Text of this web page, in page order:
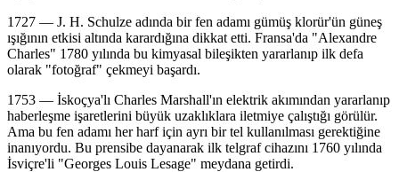
1727 — J. H. Schulze adında bir fen adamı gümüş klorür'ün güneş
ışığının etkisi altında karardığına dikkat etti. Fransa'da "Alexandre
Charles" 1780 yılında bu kimyasal bileşikten yararlanıp ilk defa
olarak "fotoğraf" çekmeyi başardı.
1753 — İskoçya'lı Charles Marshall'ın elektrik akımından yararlanıp
haberleşme işaretlerini büyük uzaklıklara iletmiye çalıştığı görülür.
Ama bu fen adamı her harf için ayrı bir tel kullanılması gerektiğine
inanıyordu. Bu prensibe dayanarak ilk telgraf cihazını 1760 yılında
İsviçre'li "Georges Louis Lesage" meydana getirdi.